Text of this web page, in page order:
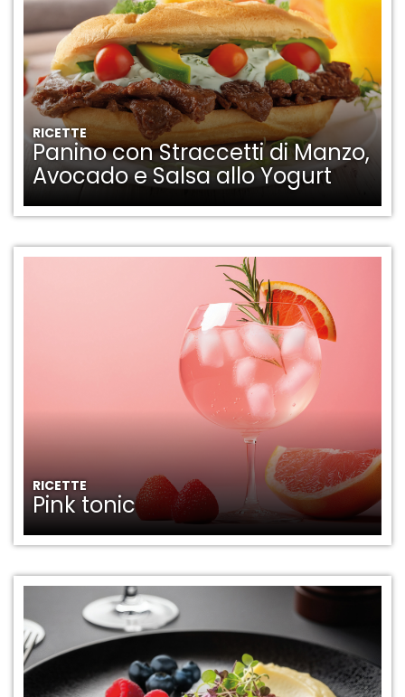
RICETTE
Panino con Straccetti di Manzo,
Avocado e Salsa allo Yogurt
RICETTE
Pink tonic